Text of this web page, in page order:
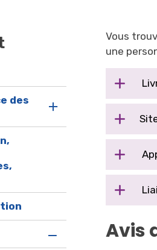
des
Vous
une
Avis